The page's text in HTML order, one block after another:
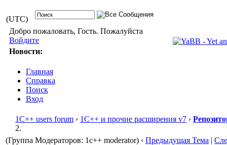
(UTC)
Добро пожаловать, Гость. Пожалуйста
Войдите
Новости:
Главная
Справка
Поиск
Вход
1С++ users forum › 1С++ и прочие расширения v7 ›
2.
(Группа Модераторов: 1c++ moderator) ‹ Предыдущая Тема |